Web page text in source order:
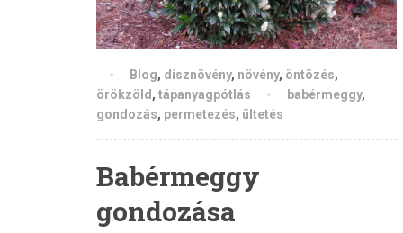
Blog, dísznövény, növény, öntözés,
örökzöld , tápanyagpótlás babérmeggy,
gondozás, permetezés, ültetés
Babérmeggy
gondozása